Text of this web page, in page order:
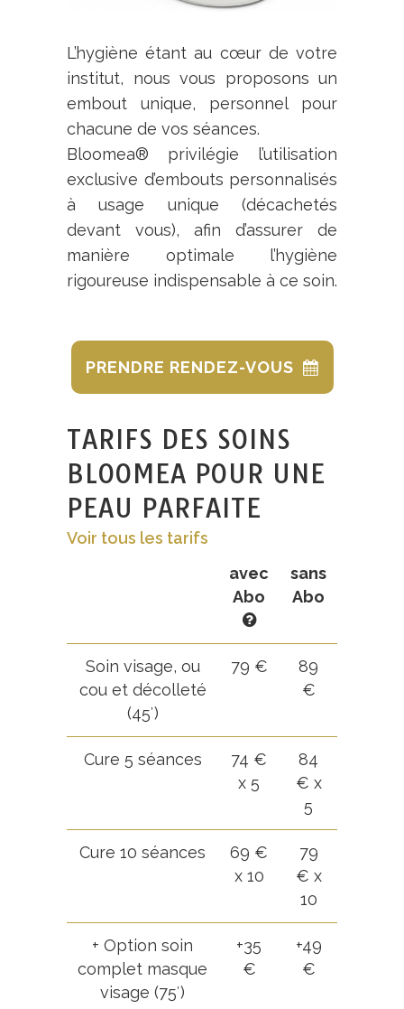
L’hygiène étant au cœur de votre
institut, nous vous proposons un
embout unique, personnel pour
chacune de vos séances.
Bloomea® privilégie l’utilisation
exclusive d’embouts personnalisés
à usage unique (décachetés
devant vous), afin d’assurer de
manière optimale l’hygiène
rigoureuse indispensable à ce soin.
PRENDRE RENDEZ-VOUS
TARIFS DES SOINS
BLOOMEA POUR UNE
PEAU PARFAITE
Voir tous les tarifs
avec
Abo
sans
Abo
Soin visage, ou
cou et décolleté
(45′)
79 €
89
€
Cure 5 séances
74 €
x 5
84
€ x
5
Cure 10 séances
69 €
x 10
79
€ x
10
+ Option soin
complet masque
visage (75′)
+35
€
+49
€